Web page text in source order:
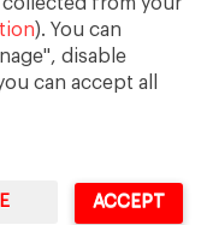
). You can
disable
can accept all
ACCEPT